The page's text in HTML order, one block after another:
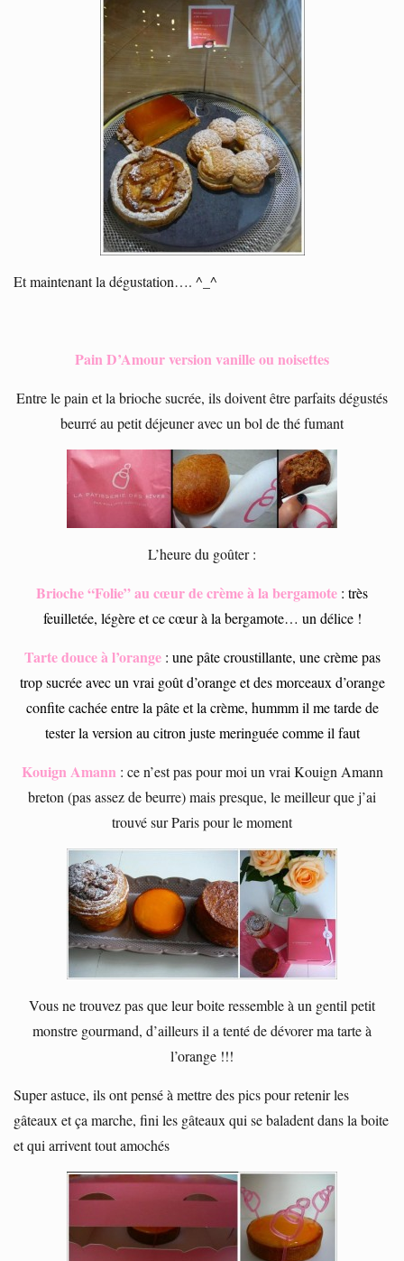
Et maintenant la dégustation…. ^_^
Pain D’Amour version vanille ou noisettes
Entre le pain et la brioche sucrée, ils doivent être parfaits dégustés
beurré au petit déjeuner avec un bol de thé fumant
L’heure du goûter :
Brioche “Folie” au cœur de crème à la bergamote : très
feuilletée, légère et ce cœur à la bergamote… un délice !
Tarte douce à l’orange : une pâte croustillante, une crème pas
trop sucrée avec un vrai goût d’orange et des morceaux d’orange
confite cachée entre la pâte et la crème, hummm il me tarde de
tester la version au citron juste meringuée comme il faut
Kouign Amann : ce n’est pas pour moi un vrai Kouign Amann
breton (pas assez de beurre) mais presque, le meilleur que j’ai
trouvé sur Paris pour le moment
Vous ne trouvez pas que leur boite ressemble à un gentil petit
monstre gourmand, d’ailleurs il a tenté de dévorer ma tarte à
l’orange !!!
Super astuce, ils ont pensé à mettre des pics pour retenir les
gâteaux et ça marche, fini les gâteaux qui se baladent dans la boite
et qui arrivent tout amochés